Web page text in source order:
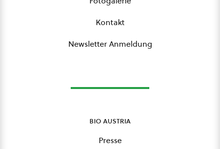
Kontakt
Newsletter Anmeldung
bio austria
Presse